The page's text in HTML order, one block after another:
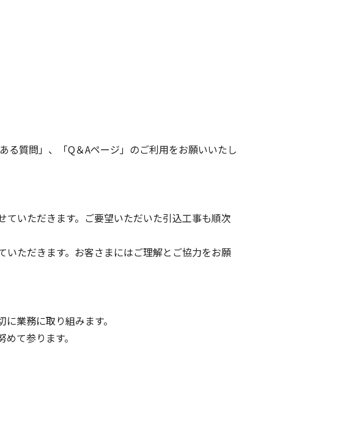
質問」、「Q＆Aページ」のご利用をお願いいたし
いただきます。ご要望いただいた引込工事も順次
ただきます。お客さまにはご理解とご協力をお願
業務に取り組みます。
て参ります。